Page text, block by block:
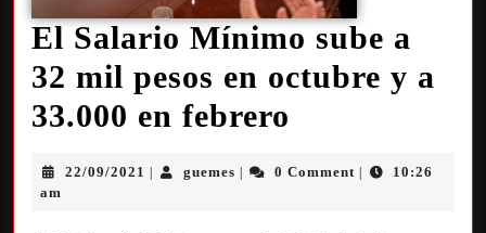
El Salario Mínimo sube a
32 mil pesos en octubre y a
33.000 en febrero
22/09/2021 guemes 0 Comment
10:26
am